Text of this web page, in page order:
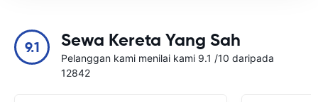
9.1 Sewa Kereta Yang Sah
Pelanggan kami menilai kami 9.1 /10 daripada
12842